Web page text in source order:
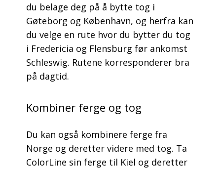
du belage deg på å bytte tog i
Gøteborg og København, og herfra kan
du velge en rute hvor du bytter du tog
i Fredericia og Flensburg før ankomst
Schleswig. Rutene korresponderer bra
på dagtid.
Kombiner ferge og tog
Du kan også kombinere ferge fra
Norge og deretter videre med tog. Ta
ColorLine sin ferge til Kiel og deretter